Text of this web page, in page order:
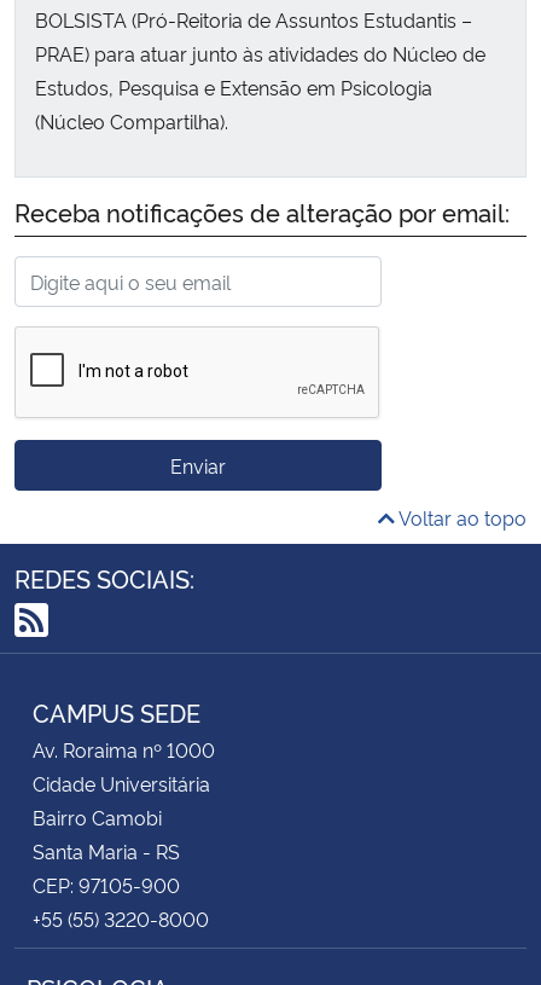
BOLSISTA (Pró-Reitoria de Assuntos Estudantis –
PRAE) para atuar junto às atividades do Núcleo de
Estudos, Pesquisa e Extensão em Psicologia
(Núcleo Compartilha).
Receba notificações de alteração por email:
Enviar
Voltar ao topo
REDES SOCIAIS:
RSS
CAMPUS SEDE
Av. Roraima nº 1000
Cidade Universitária
Bairro Camobi
Santa Maria - RS
CEP: 97105-900
+55 (55) 3220-8000